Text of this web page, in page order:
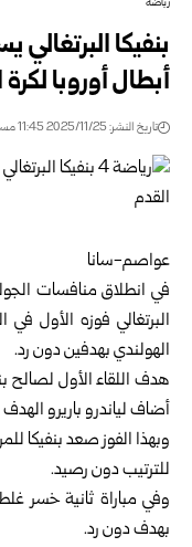
رياضة
بنفيكا
أبطال أوروبا
تاريخ النشر: 2025/11/25 11:45 مساءً
عواصم-سانا
في انطلاق منافسات
البرتغالي فوزه الأول
الهولندي بهدفين دون رد.
أضاف لياندرو باريرو الهدف
للترتيب دون رصيد.
وفي مباراة ثانية خسر
بهدف دون رد.